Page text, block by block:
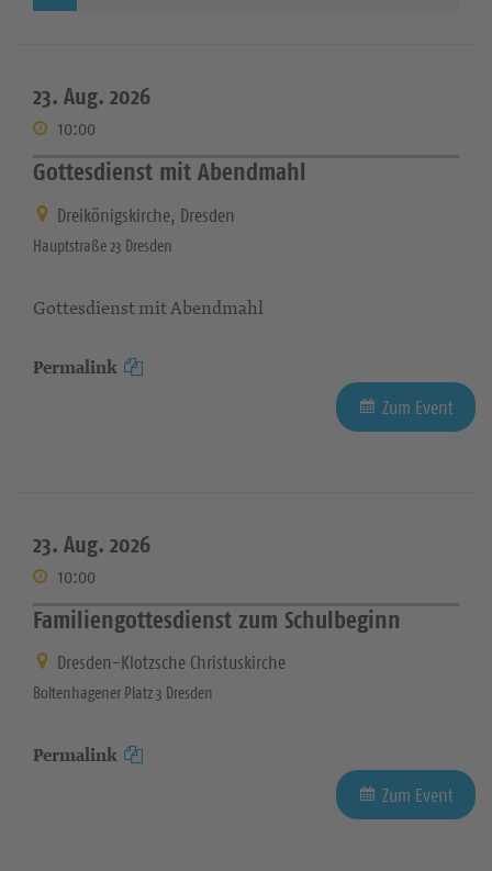
23. Aug. 2026
10:00
Gottesdienst mit Abendmahl
Dreikönigskirche, Dresden
Hauptstraße 23 Dresden
Gottesdienst mit Abendmahl
Permalink
Zum Event
23. Aug. 2026
10:00
Familiengottesdienst zum Schulbeginn
Dresden-Klotzsche Christuskirche
Boltenhagener Platz 3 Dresden
Permalink
Zum Event